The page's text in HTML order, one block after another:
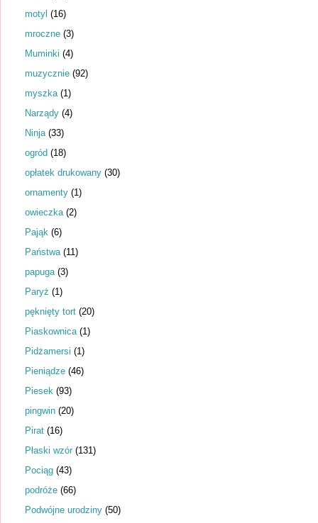
motyl (16)
mroczne (3)
Muminki (4)
muzycznie (92)
myszka (1)
Narządy (4)
Ninja (33)
ogród (18)
opłatek drukowany (30)
ornamenty (1)
owieczka (2)
Pająk (6)
Państwa (11)
papuga (3)
Paryż (1)
pęknięty tort (20)
Piaskownica (1)
Pidżamersi (1)
Pieniądze (46)
Piesek (93)
pingwin (20)
Pirat (16)
Płaski wzór (131)
Pociąg (43)
podróże (66)
Podwójne urodziny (50)